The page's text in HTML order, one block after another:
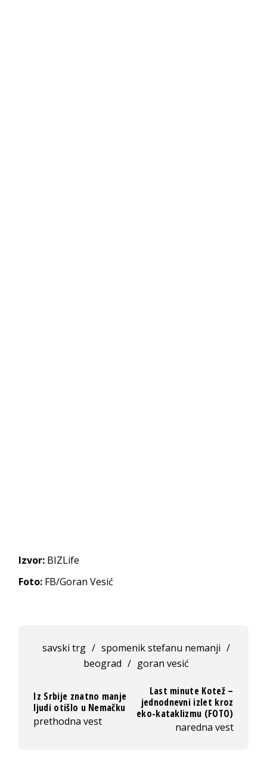
Izvor: BIZLife
Foto: FB/Goran Vesić
savski trg / spomenik stefanu nemanji /
beograd / goran vesić
Iz Srbije znatno manje
ljudi otišlo u Nemačku
prethodna vest
Last minute Kotež –
jednodnevni izlet kroz
eko-kataklizmu (FOTO)
naredna vest